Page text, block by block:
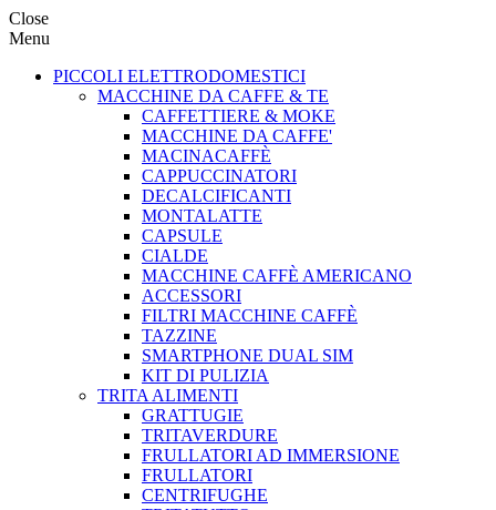
Close
Menu
PICCOLI ELETTRODOMESTICI
MACCHINE DA CAFFE & TE
CAFFETTIERE & MOKE
MACCHINE DA CAFFE'
MACINACAFFÈ
CAPPUCCINATORI
DECALCIFICANTI
MONTALATTE
CAPSULE
CIALDE
MACCHINE CAFFÈ AMERICANO
ACCESSORI
FILTRI MACCHINE CAFFÈ
TAZZINE
SMARTPHONE DUAL SIM
KIT DI PULIZIA
TRITA ALIMENTI
GRATTUGIE
TRITAVERDURE
FRULLATORI AD IMMERSIONE
FRULLATORI
CENTRIFUGHE